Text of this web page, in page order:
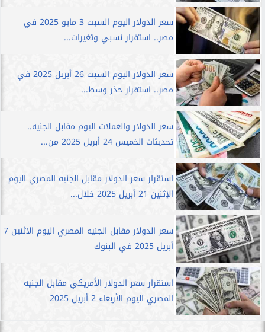
سعر الدولار اليوم السبت 3 مايو 2025 في
مصر.. استقرار نسبي وتغيرات...
سعر الدولار اليوم السبت 26 أبريل 2025 في
مصر.. استقرار حذر وسط...
سعر الدولار والعملات اليوم مقابل الجنيه..
تحديثات الخميس 24 أبريل 2025 من...
استقرار سعر الدولار مقابل الجنيه المصري اليوم
الإثنين 21 أبريل 2025 خلال...
سعر الدولار مقابل الجنيه المصري اليوم الاثنين 7
أبريل 2025 في البنوك
استقرار سعر الدولار الأمريكي مقابل الجنيه
المصري اليوم الأربعاء 2 أبريل 2025